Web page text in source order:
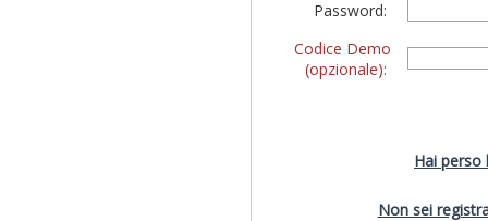
Password:
Codice Demo
(opzionale):
Hai perso
Non sei